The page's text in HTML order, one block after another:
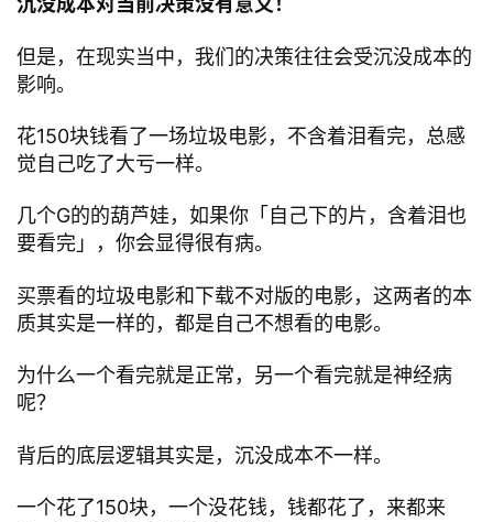
但是，在现实当中，我们的决策往往会受沉没成本的
影响。
花150块钱看了一场垃圾电影，不含着泪看完，总感
觉自己吃了大亏一样。
几个G的的葫芦娃，如果你「自己下的片，含着泪也
要看完」，你会显得很有病。
买票看的垃圾电影和下载不对版的电影，这两者的本
质其实是一样的，都是自己不想看的电影。
为什么一个看完就是正常，另一个看完就是神经病
呢？
背后的底层逻辑其实是，沉没成本不一样。
一个花了150块，一个没花钱，钱都花了，来都来